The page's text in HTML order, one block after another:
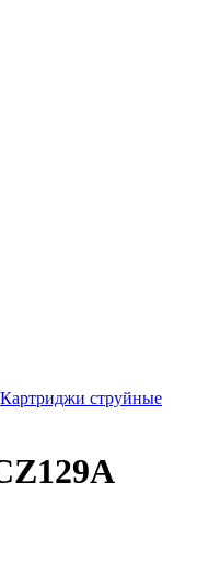
Картриджи струйные